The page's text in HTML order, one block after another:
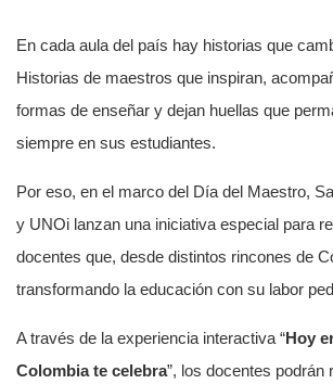
En cada aula del país hay historias que
Historias de maestros que inspiran,
formas de enseñar y dejan huellas que
siempre en sus estudiantes.
Por eso, en el marco del Día del Maestro,
y UNOi lanzan una iniciativa especial para
docentes que, desde distintos rincones de
transformando la educación con su labor
A través de la experiencia interactiva “Hoy
Colombia te celebra”, los docentes podrán